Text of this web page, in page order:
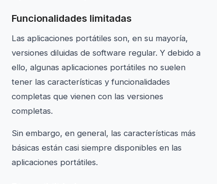
Funcionalidades limitadas
Las aplicaciones portátiles son, en su mayoría,
versiones diluidas de software regular. Y debido a
ello, algunas aplicaciones portátiles no suelen
tener las características y funcionalidades
completas que vienen con las versiones
completas.
Sin embargo, en general, las características más
básicas están casi siempre disponibles en las
aplicaciones portátiles.